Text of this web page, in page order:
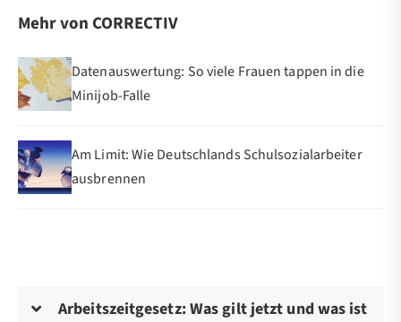
Mehr von CORRECTIV
Datenauswertung: So viele Frauen tappen in die
Minijob-Falle
Am Limit: Wie Deutschlands Schulsozialarbeiter
ausbrennen
Arbeitszeitgesetz: Was gilt jetzt und was ist